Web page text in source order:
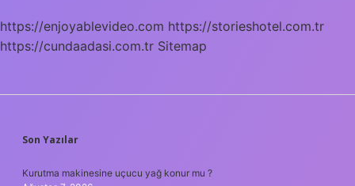
https://enjoyablevideo.com https://storieshotel.com.tr
https://cundaadasi.com.tr Sitemap
SIDEBAR
Son Yazılar
Kurutma makinesine uçucu yağ konur mu ?